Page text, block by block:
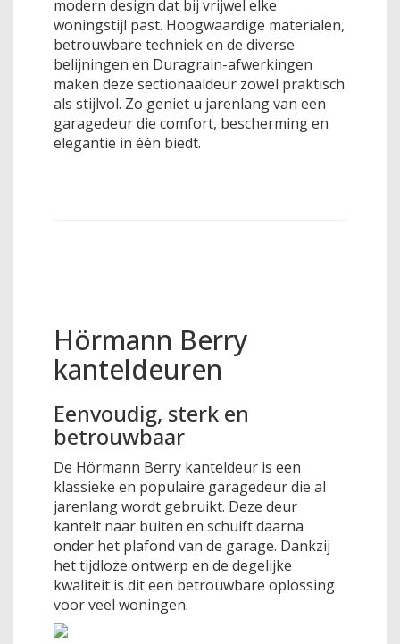
modern design dat bij vrijwel elke
woningstijl past. Hoogwaardige materialen,
betrouwbare techniek en de diverse
belijningen en Duragrain-afwerkingen
maken deze sectionaaldeur zowel praktisch
als stijlvol. Zo geniet u jarenlang van een
garagedeur die comfort, bescherming en
elegantie in één biedt.
Hörmann Berry
kanteldeuren
Eenvoudig, sterk en
betrouwbaar
De Hörmann Berry kanteldeur is een
klassieke en populaire garagedeur die al
jarenlang wordt gebruikt. Deze deur
kantelt naar buiten en schuift daarna
onder het plafond van de garage. Dankzij
het tijdloze ontwerp en de degelijke
kwaliteit is dit een betrouwbare oplossing
voor veel woningen.